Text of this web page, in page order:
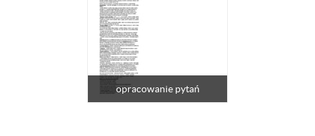
opracowanie pytań